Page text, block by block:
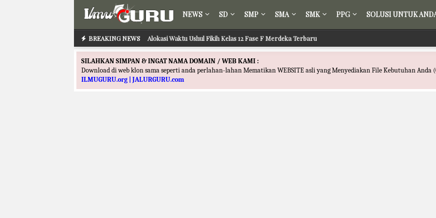
NEWS SD SMP SMA SMK PPG SOLUSI UNTUK
BREAKING NEWS Alokasi Waktu Ushul Fikih Kelas 12 Fase F Merdeka Terbaru
SILAHKAN SIMPAN & INGAT NAMA DOMAIN / WEB KAMI :
Download di web klon sama seperti anda perlahan-lahan Mematikan WEBSITE asli yang Menyediakan File Kebutuhan Anda
ILMUGURU.org | JALURGURU.com